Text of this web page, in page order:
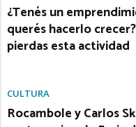
¿Tenés un
querés hacerlo
pierdas esta actividad
CULTURA
Rocambole y Carlos